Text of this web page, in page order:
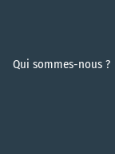
Qui sommes-nous ?